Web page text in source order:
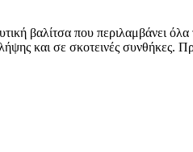
βαλίτσα που περιλαμβάνει όλα
και σε σκοτεινές συνθήκες.